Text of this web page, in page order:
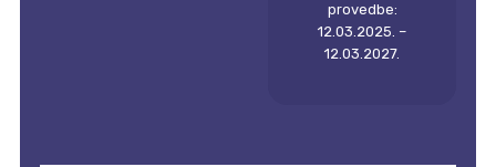
provedbe:
12.03.2025. –
12.03.2027.